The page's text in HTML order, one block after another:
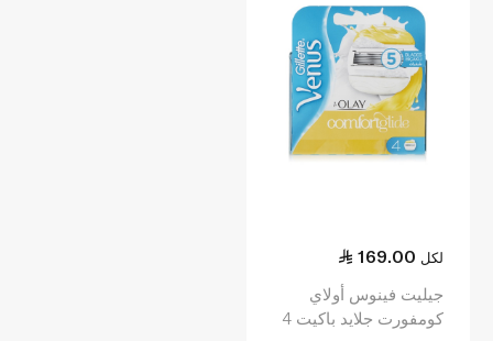
169.00 لكل
جيليت فينوس أولاي
كومفورت جلايد باكيت 4